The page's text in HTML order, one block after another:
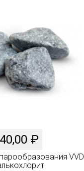
40,00 ₽
VVD